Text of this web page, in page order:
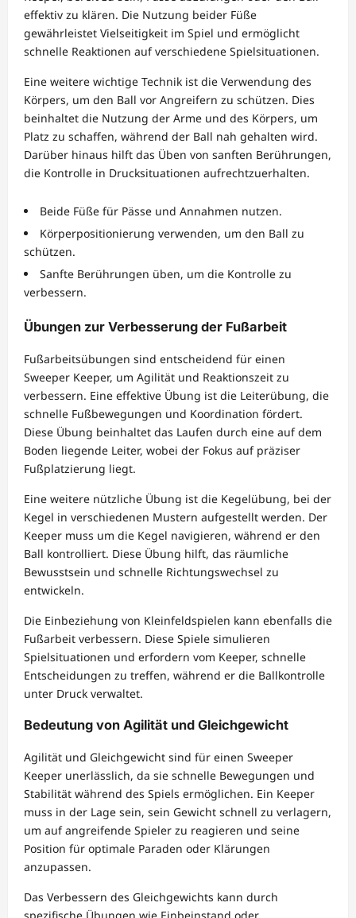
effektiv zu klären. Die Nutzung beider Füße
gewährleistet Vielseitigkeit im Spiel und ermöglicht
schnelle Reaktionen auf verschiedene Spielsituationen.
Eine weitere wichtige Technik ist die Verwendung des
Körpers, um den Ball vor Angreifern zu schützen. Dies
beinhaltet die Nutzung der Arme und des Körpers, um
Platz zu schaffen, während der Ball nah gehalten wird.
Darüber hinaus hilft das Üben von sanften Berührungen,
die Kontrolle in Drucksituationen aufrechtzuerhalten.
Beide Füße für Pässe und Annahmen nutzen.
Körperpositionierung verwenden, um den Ball zu
schützen.
Sanfte Berührungen üben, um die Kontrolle zu
verbessern.
Übungen zur Verbesserung der Fußarbeit
Fußarbeitsübungen sind entscheidend für einen
Sweeper Keeper, um Agilität und Reaktionszeit zu
verbessern. Eine effektive Übung ist die Leiterübung, die
schnelle Fußbewegungen und Koordination fördert.
Diese Übung beinhaltet das Laufen durch eine auf dem
Boden liegende Leiter, wobei der Fokus auf präziser
Fußplatzierung liegt.
Eine weitere nützliche Übung ist die Kegelübung, bei der
Kegel in verschiedenen Mustern aufgestellt werden. Der
Keeper muss um die Kegel navigieren, während er den
Ball kontrolliert. Diese Übung hilft, das räumliche
Bewusstsein und schnelle Richtungswechsel zu
entwickeln.
Die Einbeziehung von Kleinfeldspielen kann ebenfalls die
Fußarbeit verbessern. Diese Spiele simulieren
Spielsituationen und erfordern vom Keeper, schnelle
Entscheidungen zu treffen, während er die Ballkontrolle
unter Druck verwaltet.
Bedeutung von Agilität und Gleichgewicht
Agilität und Gleichgewicht sind für einen Sweeper
Keeper unerlässlich, da sie schnelle Bewegungen und
Stabilität während des Spiels ermöglichen. Ein Keeper
muss in der Lage sein, sein Gewicht schnell zu verlagern,
um auf angreifende Spieler zu reagieren und seine
Position für optimale Paraden oder Klärungen
anzupassen.
Das Verbessern des Gleichgewichts kann durch
spezifische Übungen wie Einbeinstand oder